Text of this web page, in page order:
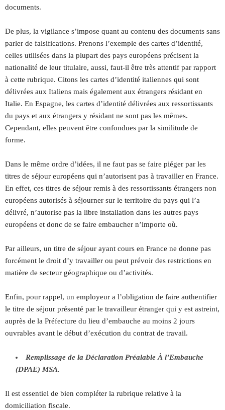
documents.
De plus, la vigilance s’impose quant au contenu des documents sans
parler de falsifications. Prenons l’exemple des cartes d’identité,
celles utilisées dans la plupart des pays européens précisent la
nationalité de leur titulaire, aussi, faut-il être très attentif par rapport
à cette rubrique. Citons les cartes d’identité italiennes qui sont
délivrées aux Italiens mais également aux étrangers résidant en
Italie. En Espagne, les cartes d’identité délivrées aux ressortissants
du pays et aux étrangers y résidant ne sont pas les mêmes.
Cependant, elles peuvent être confondues par la similitude de
forme.
Dans le même ordre d’idées, il ne faut pas se faire piéger par les
titres de séjour européens qui n’autorisent pas à travailler en France.
En effet, ces titres de séjour remis à des ressortissants étrangers non
européens autorisés à séjourner sur le territoire du pays qui l’a
délivré, n’autorise pas la libre installation dans les autres pays
européens et donc de se faire embaucher n’importe où.
Par ailleurs, un titre de séjour ayant cours en France ne donne pas
forcément le droit d’y travailler ou peut prévoir des restrictions en
matière de secteur géographique ou d’activités.
Enfin, pour rappel, un employeur a l’obligation de faire authentifier
le titre de séjour présenté par le travailleur étranger qui y est astreint,
auprès de la Préfecture du lieu d’embauche au moins 2 jours
ouvrables avant le début d’exécution du contrat de travail.
Remplissage de la Déclaration Préalable À l’Embauche
(DPAE) MSA.
Il est essentiel de bien compléter la rubrique relative à la
domiciliation fiscale.